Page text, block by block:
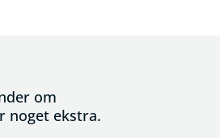
om
noget ekstra.